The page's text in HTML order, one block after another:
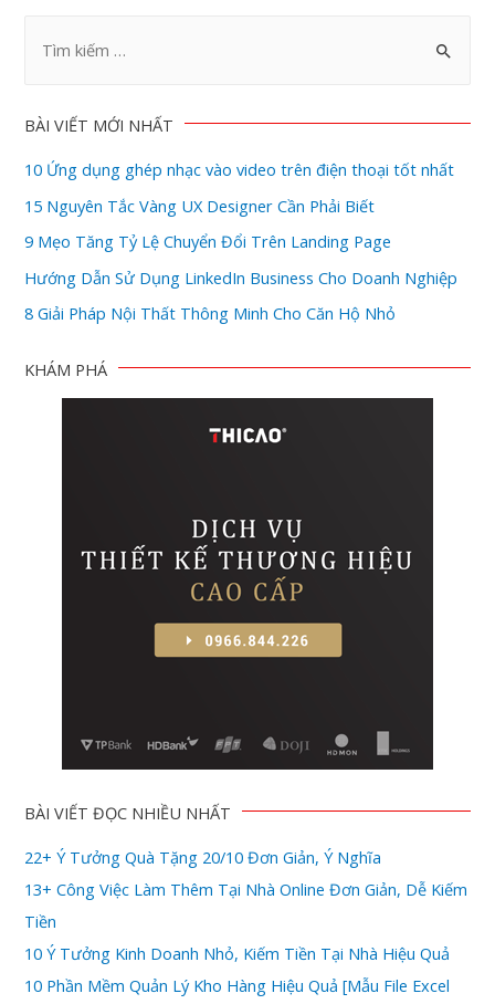
BÀI VIẾT MỚI NHẤT
10 Ứng dụng ghép nhạc vào video trên điện thoại tốt nhất
15 Nguyên Tắc Vàng UX Designer Cần Phải Biết
9 Mẹo Tăng Tỷ Lệ Chuyển Đổi Trên Landing Page
Hướng Dẫn Sử Dụng LinkedIn Business Cho Doanh Nghiệp
8 Giải Pháp Nội Thất Thông Minh Cho Căn Hộ Nhỏ
KHÁM PHÁ
BÀI VIẾT ĐỌC NHIỀU NHẤT
22+ Ý Tưởng Quà Tặng 20/10 Đơn Giản, Ý Nghĩa
13+ Công Việc Làm Thêm Tại Nhà Online Đơn Giản, Dễ Kiếm
Tiền
10 Ý Tưởng Kinh Doanh Nhỏ, Kiếm Tiền Tại Nhà Hiệu Quả
10 Phần Mềm Quản Lý Kho Hàng Hiệu Quả [Mẫu File Excel